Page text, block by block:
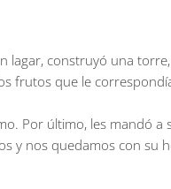
construyó una
frutos que le
Por último, les mandó a
y nos quedamos con su